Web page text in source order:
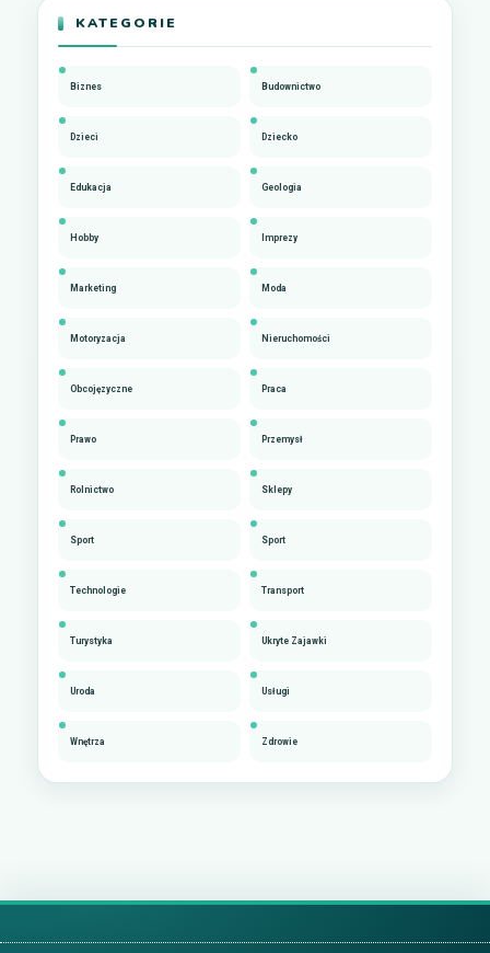
KATEGORIE
Biznes Budownictwo
Dzieci Dziecko
Edukacja Geologia
Hobby Imprezy
Marketing Moda
Motoryzacja Nieruchomości
Obcojęzyczne Praca
Prawo Przemysł
Rolnictwo Sklepy
Sport Sport
Technologie Transport
Turystyka Ukryte Zajawki
Uroda Usługi
Wnętrza Zdrowie